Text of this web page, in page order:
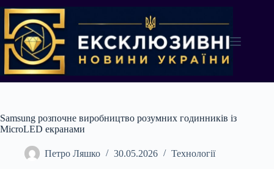
до
вмісту
Samsung розпочне виробництво розумних годинників із
MicroLED екранами
Петро Ляшко 30.05.2026 Технології